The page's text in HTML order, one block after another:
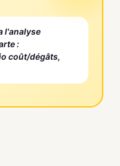
l'analyse
:
coût/dégâts,